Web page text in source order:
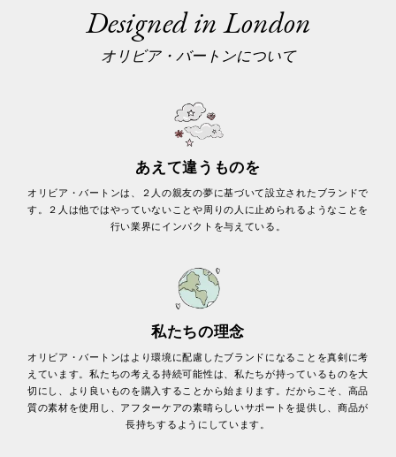
Designed in London
オリビア・バートンについて
あえて違うものを
オリビア・バートンは、２人の親友の夢に基づいて設立されたブランドで
す。２人は他ではやっていないことや周りの人に止められるようなことを
行い業界にインパクトを与えている。
私たちの理念
オリビア・バートンはより環境に配慮したブランドになることを真剣に考
えています。私たちの考える持続可能性は、私たちが持っているものを大
切にし、より良いものを購入することから始まります。だからこそ、高品
質の素材を使用し、アフターケアの素晴らしいサポートを提供し、商品が
長持ちするようにしています。